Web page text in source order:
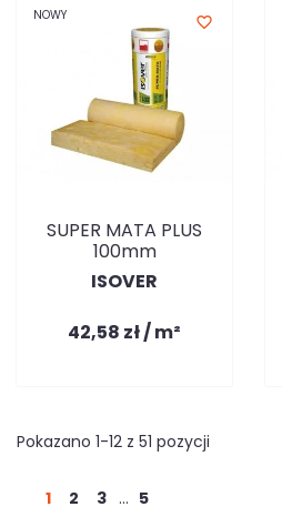
NOWY favorite_border
SUPER MATA PLUS
100mm
ISOVER
42,58 zł / m²
Pokazano 1-12 z 51 pozycji
1 2 3 … 5